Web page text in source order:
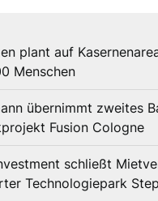
plant auf
Menschen
übernimmt zweites
Fusion Cologne
schließt
Technologiepark Step